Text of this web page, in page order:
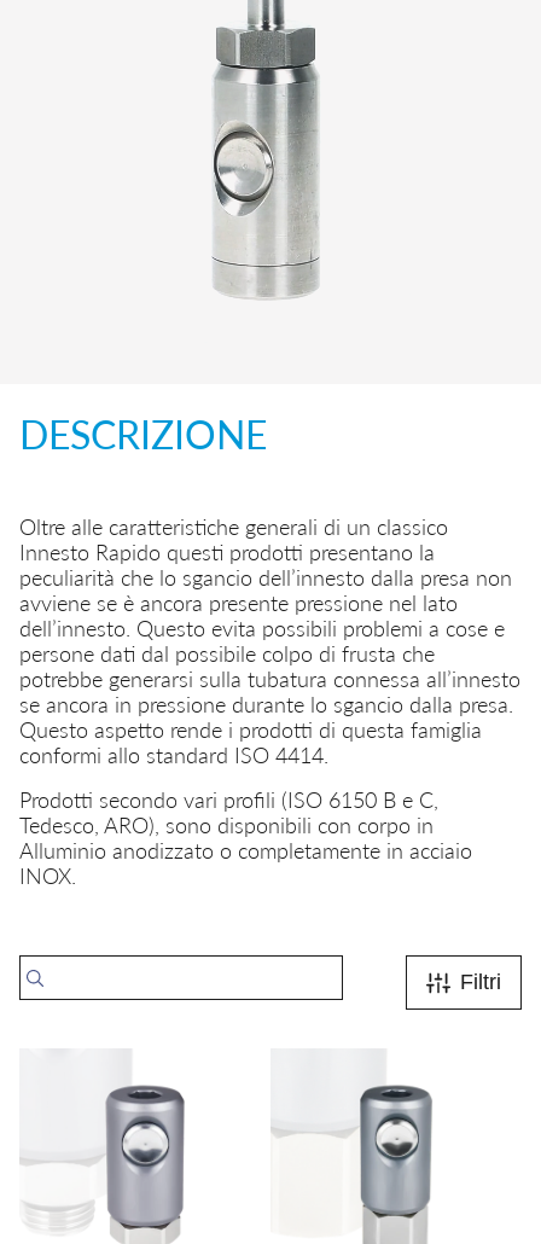
Innesti rapidi di sicurezza
Connettori multipli
Raccordi a funzione
DESCRIZIONE
Oltre alle caratteristiche generali di un classico
Innesto Rapido questi prodotti presentano la
peculiarità che lo sgancio dell’innesto dalla presa non
avviene se è ancora presente pressione nel lato
dell’innesto. Questo evita possibili problemi a cose e
persone dati dal possibile colpo di frusta che
potrebbe generarsi sulla tubatura connessa all’innesto
se ancora in pressione durante lo sgancio dalla presa.
Questo aspetto rende i prodotti di questa famiglia
conformi allo standard ISO 4414.
Prodotti secondo vari profili (ISO 6150 B e C,
Tedesco, ARO), sono disponibili con corpo in
Alluminio anodizzato o completamente in acciaio
INOX.
Filtri